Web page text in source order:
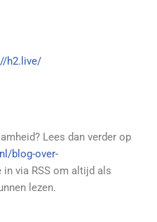
h2.live/
Lees dan verder op
blog-over-
via RSS om altijd als
lezen.